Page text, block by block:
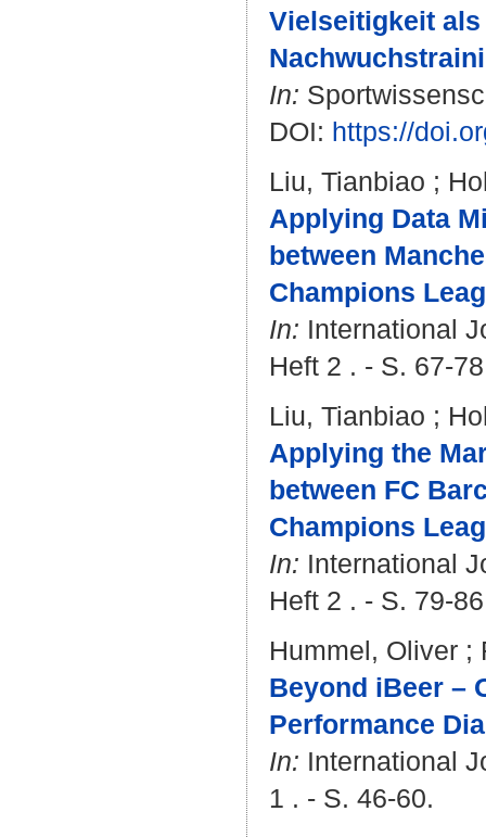
Vielseitigkeit
In:
DOI: https://
Liu, Tianbiao ;
Applying Data
between
Champions
In: International
Heft 2 . - S. 67-
Liu, Tianbiao ;
Applying the
between FC
Champions
In: International
Heft 2 . - S. 79-
Hummel, Oliver ;
Beyond iBeer –
Performance
In: International
1 . - S. 46-60.